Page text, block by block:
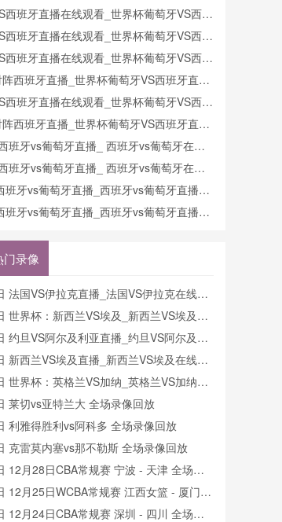
西班牙在线高清直播
西班牙直播在线观看_世界杯葡萄牙VS西班
萄牙VS西班牙比赛观看直达入口
西班牙直播在线观看_世界杯葡萄牙VS西班
萄牙VS西班牙比赛观看直达入口
西班牙直播在线观看_世界杯葡萄牙VS西班
萄牙VS西班牙比赛观看直达入口
西班牙直播_世界杯葡萄牙VS西班牙直播
葡萄牙比赛直播在线无插件观看
西班牙直播在线观看_世界杯葡萄牙VS西班
萄牙VS西班牙比赛观看直达入口
西班牙直播_世界杯葡萄牙VS西班牙直播
葡萄牙比赛直播在线无插件观看
班牙vs葡萄牙直播_ 西班牙vs葡萄牙在线
牙vs葡萄牙CCTV5直播入口-24直播网
班牙vs葡萄牙直播_ 西班牙vs葡萄牙在线
牙vs葡萄牙CCTV5直播入口-24直播网
班牙vs葡萄牙直播_西班牙vs葡萄牙直播免
界杯今日西班牙vs葡萄牙直播在线观看高
班牙vs葡萄牙直播_西班牙vs葡萄牙直播免
播
门录像
法国VS伊拉克直播_法国VS伊拉克在线直
世界杯：新西兰VS埃及_新西兰VS埃及直
约旦VS阿尔及利亚直播_约旦VS阿尔及利
新西兰VS埃及直播_新西兰VS埃及在线直
世界杯：英格兰VS加纳_英格兰VS加纳直
莱切vs亚特兰大 全场录像回放
利雅得胜利vs阿科多 全场录像回放
克雷莫内塞vs那不勒斯 全场录像回放
12月28日CBA常规赛 宁波 - 天津 全场录
12月25日WCBA常规赛 江西女篮 - 厦门女
像
12月24日CBA常规赛 深圳 - 四川 全场录